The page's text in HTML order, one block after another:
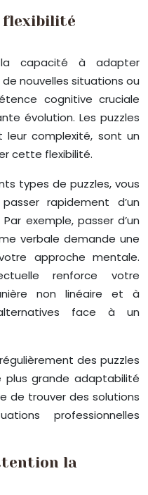
flexibilité
capacité à adapter
nouvelles situations ou
cognitive cruciale
évolution. Les puzzles
leur complexité, sont un
cette flexibilité.
types de puzzles, vous
rapidement d’un
exemple, passer d’un
verbale demande une
approche mentale.
renforce votre
non linéaire et à
face à un
des puzzles
plus grande adaptabilité
de trouver des solutions
professionnelles
la